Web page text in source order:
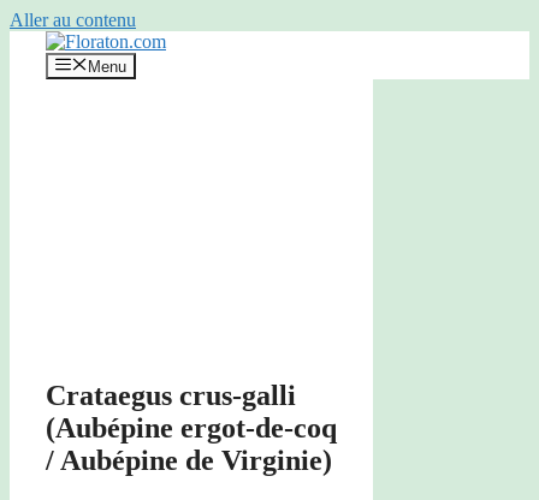
Aller au contenu
Menu
Crataegus crus-galli
(Aubépine ergot-de-coq
/ Aubépine de Virginie)